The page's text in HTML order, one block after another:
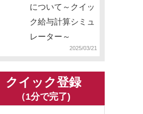
について～クイッ
ク給与計算シミュ
レーター～
2025/03/21
クイック登録
（1分で完了)